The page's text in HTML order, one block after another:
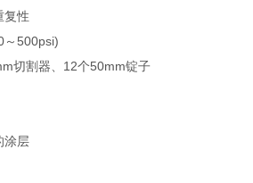
复性
～500psi)
切割器、12个50mm锭子
涂层